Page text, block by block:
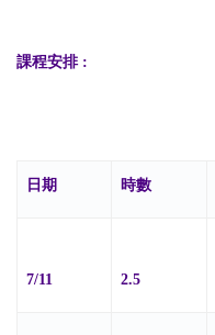
課程安排 :
日期 時數
7/11 2.5